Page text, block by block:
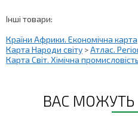
Інші товари:
Країни Африки. Економічна карта
Карта Народи світу >Атлас.
Карта Світ. Хімічна промисловість
ВАС МОЖУТЬ